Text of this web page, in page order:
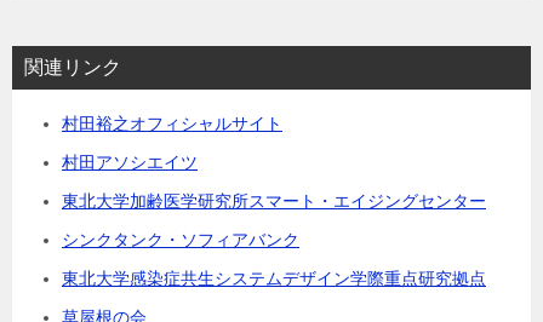
関連リンク
村田裕之オフィシャルサイト
村田アソシエイツ
東北大学加齢医学研究所スマート・エイジングセンター
シンクタンク・ソフィアバンク
東北大学感染症共生システムデザイン学際重点研究拠点
草屋根の会